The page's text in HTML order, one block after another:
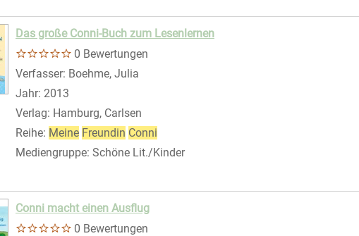
Das große Conni-Buch zum Lesenlernen
0 Bewertungen
Verfasser: Boehme, Julia
Jahr: 2013
Verlag: Hamburg, Carlsen
Reihe: Meine Freundin Conni
Mediengruppe: Schöne Lit./Kinder
Conni macht einen Ausflug
0 Bewertungen